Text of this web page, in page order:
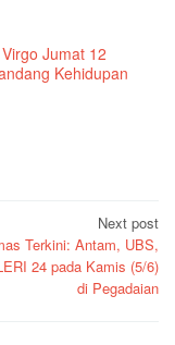
Jumat 12
Kehidupan
Next post
Terkini: Antam, UBS,
24 pada Kamis (5/6)
di Pegadaian